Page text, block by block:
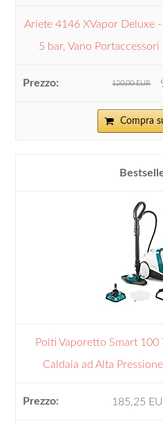
Ariete 4146 XVapor Deluxe
5 bar, Vano
120,00 EUR
Compra
Polti Vaporetto Smart 100
Caldaia ad Alta
185,25